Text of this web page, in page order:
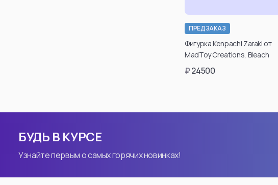
Подтвердить свой
возраст для просмотра
можете в личном
ПРЕДЗАКАЗ
Фигурка Kenpachi Zaraki от
MadToy Creations, Bleach
₽24500
БУДЬ В КУРСЕ
Узнайте первым о самых горячих новинках!